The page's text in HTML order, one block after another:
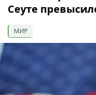
Сеуте
МИР